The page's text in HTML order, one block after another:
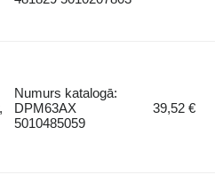
Numurs katalogā:
DPM63AX
5010485059
39,52 €